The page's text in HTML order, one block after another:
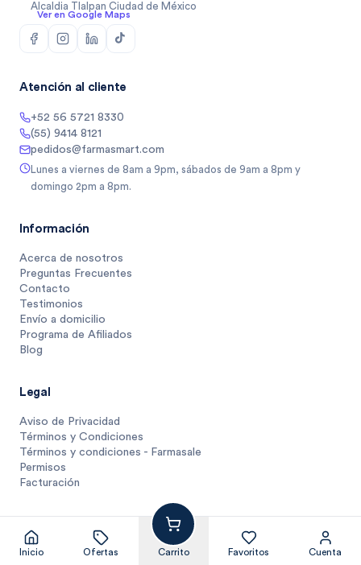
Inicio Ofertas Carrito Favoritos Cuenta
1 unidad $
$72769
No disponible, lo buscamos por tí
Alcaldia Tlalpan Ciudad de México
Ver en Google Maps
Atención al cliente
+52 56 5721 8330
(55) 9414 8121
pedidos@farmasmart.com
Lunes a viernes de 8am a 9pm, sábados de 9am a 8pm y
domingo 2pm a 8pm.
Información
Acerca de nosotros
Preguntas Frecuentes
Contacto
Testimonios
Envío a domicilio
Programa de Afiliados
Blog
Legal
Aviso de Privacidad
Términos y Condiciones
Términos y condiciones - Farmasale
Permisos
Facturación
© Farmasmart 2025 Pagos protegidos y compra segura